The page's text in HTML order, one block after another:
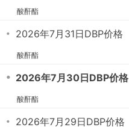
酸酐酯
・ 2026年7月31日DBP价格
酸酐酯
・ 2026年7月30日DBP价格
酸酐酯
・ 2026年7月29日DBP价格